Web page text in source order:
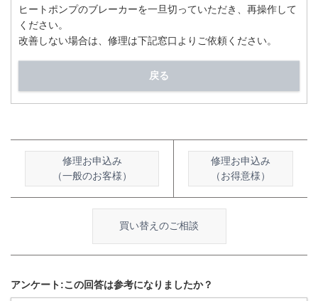
ヒートポンプのブレーカーを一旦切っていただき、再操作して
ください。
改善しない場合は、修理は下記窓口よりご依頼ください。
戻る
修理お申込み
（一般のお客様）
修理お申込み
（お得意様）
買い替えのご相談
アンケート:この回答は参考になりましたか？